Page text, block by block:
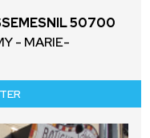
50700
- MARIE-